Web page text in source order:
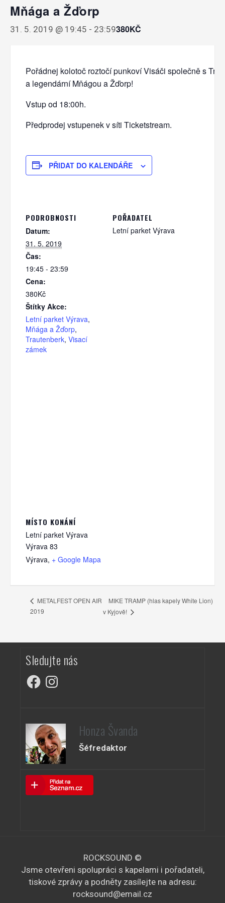
Mňága a Žďorp
31. 5. 2019 @ 19:45 - 23:59380KČ
Pořádnej kolotoč roztočí punkoví Visáči společně s
a legendární Mňágou a Žďorp!
Vstup od 18:00h.
Předprodej vstupenek v síti Ticketstream.
PŘIDAT DO KALENDÁŘE
PODROBNOSTI
Datum:
31. 5. 2019
Čas:
19:45 - 23:59
Cena:
380Kč
Štítky Akce:
Letní parket Výrava,
Mňága a Žďorp,
Trautenberk, Visací
zámek
POŘADATEL
Letní parket Výrava
MÍSTO KONÁNÍ
Letní parket Výrava
Výrava 83
Výrava, + Google Mapa
METALFEST OPEN AIR
2019
MIKE TRAMP (hlas kapely White Lion)
v Kyjově!
Sledujte nás
FacebookInstagram
Honza Švanda
Šéfredaktor
ROCKSOUND ©
Jsme otevřeni spolupráci s kapelami i pořadateli,
tiskové zprávy a podněty zasílejte na adresu:
rocksound@email.cz